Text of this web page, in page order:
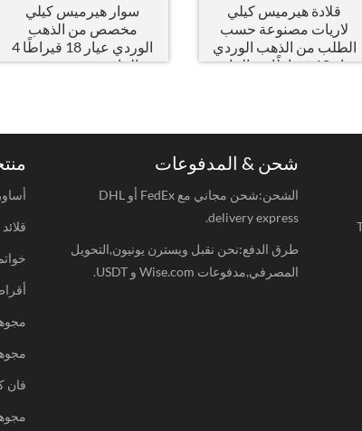
سوار هيرميس كيلي
مخصص من الذهب
الوردي عيار 18 قيراطًا 4
الماس,نموذج صغير
قلادة هيرميس كيلي
لاريات مصنوعة حسب
الطلب من الذهب الوردي
عيار 18 قيراطًا مع الماس
أساور
قلائد
فان
شحن & المدفوعات
الشحن:شحن مجاني مع FedEx أو DHL
delivery express.
طرق الدفع:نحن نقبل ويسترن يونيون,التحويل
المصرفي,مدفوعات Wise.com و USDT.